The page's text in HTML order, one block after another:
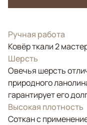
Ручная работа
Ковёр ткали 2
Шерсть
Овечья шерсть
природного
гарантирует его
Высокая плотность
Соткан с